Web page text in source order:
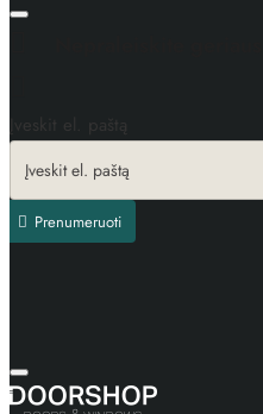
Įveskit el. paštą
Prenumeruoti